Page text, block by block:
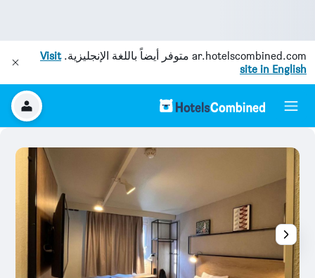
ar.hotelscombined.com متوفر أيضاً باللغة الإنجليزية.Visit
site in English